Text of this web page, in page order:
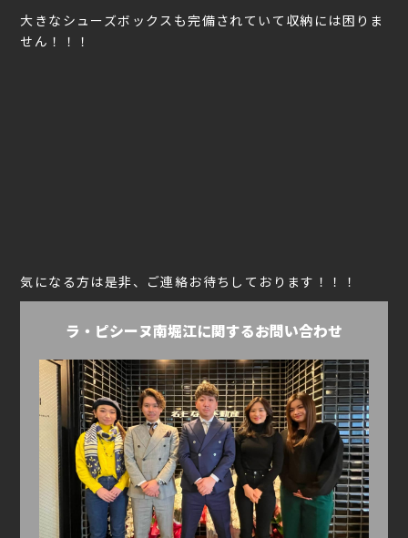
大きなシューズボックスも完備されていて収納には困りま
せん！！！
気になる方は是非、ご連絡お待ちしております！！！
ラ・ピシーヌ南堀江に関するお問い合わせ